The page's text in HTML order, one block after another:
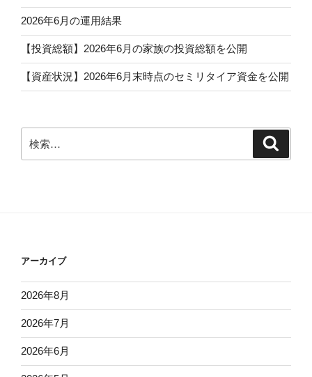
2026年6月の運用結果
【投資総額】2026年6月の家族の投資総額を公開
【資産状況】2026年6月末時点のセミリタイア資金を公開
索:
アーカイブ
2026年8月
2026年7月
2026年6月